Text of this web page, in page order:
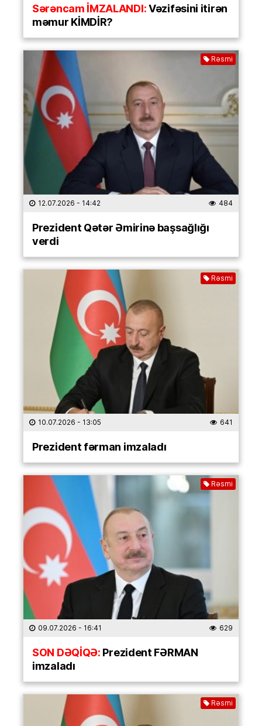
Sərəncam İMZALANDI:Vəzifəsini itirən
məmur KİMDİR?
Rəsmi
12.07.2026 - 14:42 484
Prezident Qətər Əmirinə başsağlığı
verdi
Rəsmi
10.07.2026 - 13:05 641
Prezident fərman imzaladı
Rəsmi
09.07.2026 - 16:41 629
SON DƏQİQƏ:Prezident FƏRMAN
imzaladı
Rəsmi